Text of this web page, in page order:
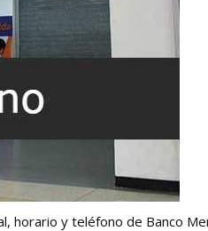
horario y teléfono de Banco